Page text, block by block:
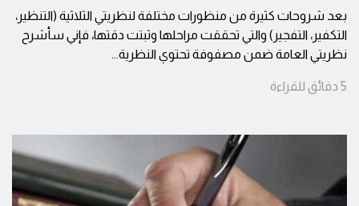
بعد شروحات كثيرة من منظورات مختلفة لنظريتي الثلاثية (التنظير،
التكفير، التفجير) والتي تحققت مراحلها وثبتت دقتها، فإني سأشرح
نظريتي العامة ضمن مصفوفة تحتوي النظرية...
5 دقائق للقراءة